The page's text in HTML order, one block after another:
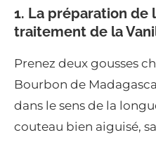
1. La préparation de
traitement de la
Prenez deux gousses
Bourbon de
dans le sens de la
couteau bien aiguisé,